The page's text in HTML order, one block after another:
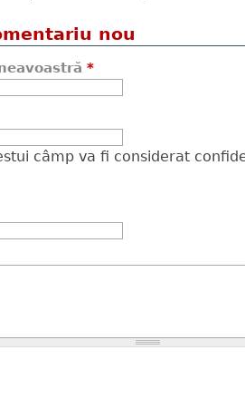
nou
*
câmp va fi considerat